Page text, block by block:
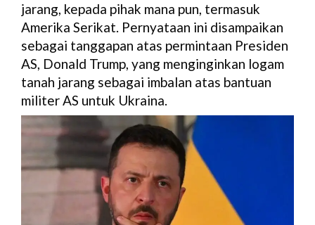
jarang, kepada pihak mana pun, termasuk
Amerika Serikat. Pernyataan ini disampaikan
sebagai tanggapan atas permintaan Presiden
AS, Donald Trump, yang menginginkan logam
tanah jarang sebagai imbalan atas bantuan
militer AS untuk Ukraina.